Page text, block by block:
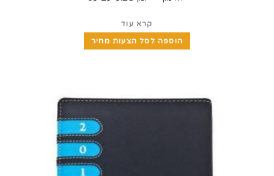
הוספה לסל הצעות מחיר